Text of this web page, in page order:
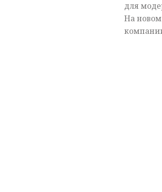
для
На новом